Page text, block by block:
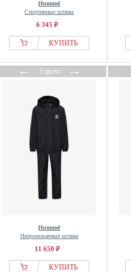
Hummel
Спортивные штаны
6 345 ₽
КУПИТЬ
←3 цвета→
Hummel
Непромокаемые штаны
11 650 ₽
КУПИТЬ